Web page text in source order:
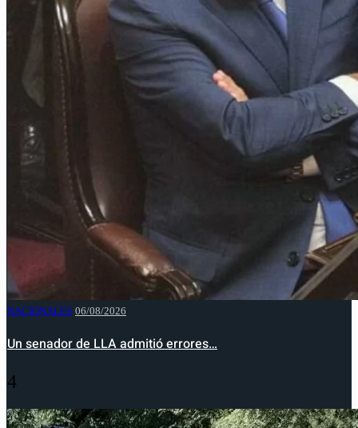
NACIONALES 06/08/2026
Un senador de LLA admitió errores…
4